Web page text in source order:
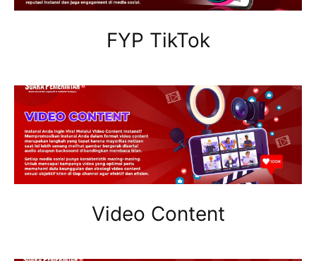
FYP TikTok
Video Content